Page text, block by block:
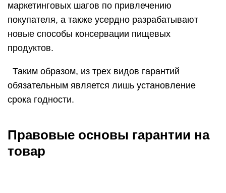
маркетинговых шагов по привлечению
покупателя, а также усердно разрабатывают
новые способы консервации пищевых
продуктов.
Таким образом, из трех видов гарантий
обязательным является лишь установление
срока годности.
Правовые основы гарантии на
товар